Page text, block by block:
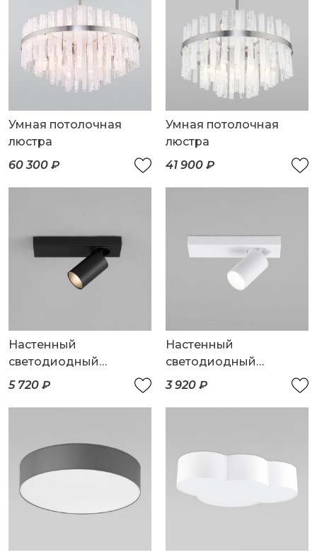
Умная потолочная
люстра
60 300 ₽
Умная потолочная
люстра
41 900 ₽
Настенный
светодиодный
светильник
5 720 ₽
Настенный
светодиодный
светильник
3 920 ₽